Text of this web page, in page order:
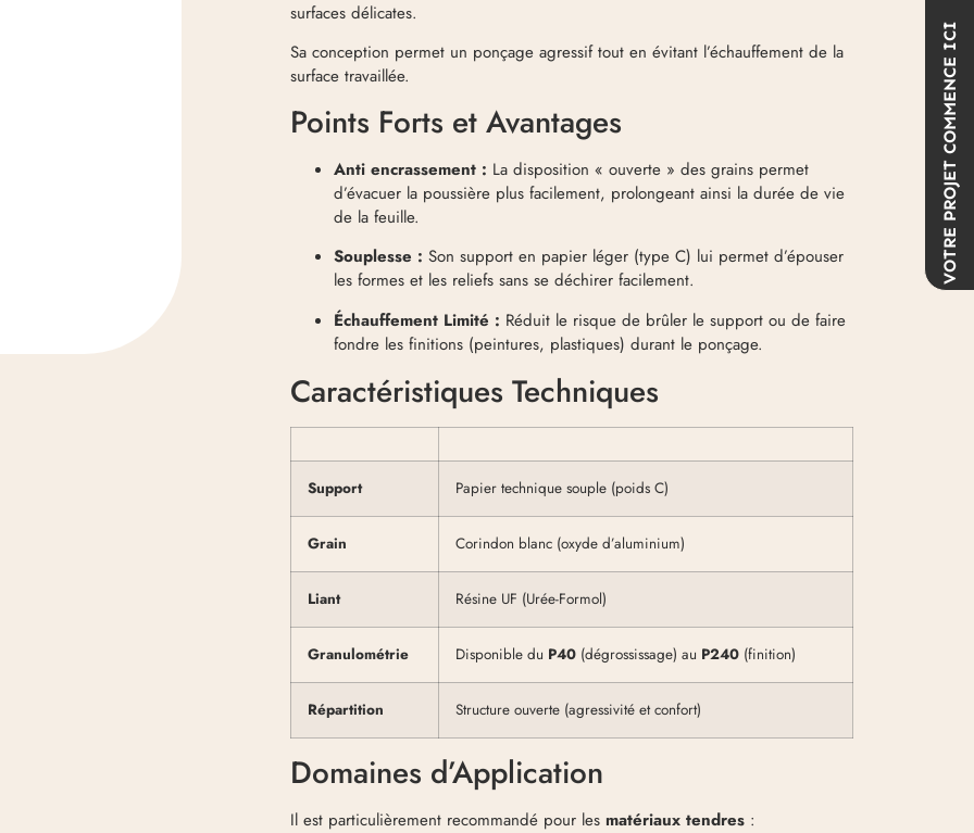
VOTRE PROJET
COMMENCE ICI
surfaces délicates.
Sa conception permet un ponçage agressif tout en évitant l’échauffement de la
surface travaillée.
Points Forts et Avantages
Anti encrassement : La disposition « ouverte » des grains permet
d’évacuer la poussière plus facilement, prolongeant ainsi la durée de vie
de la feuille.
Souplesse : Son support en papier léger (type C) lui permet d’épouser
les formes et les reliefs sans se déchirer facilement.
Échauffement Limité : Réduit le risque de brûler le support ou de faire
fondre les finitions (peintures, plastiques) durant le ponçage.
Caractéristiques Techniques
Support Papier technique souple (poids C)
Grain Corindon blanc (oxyde d’aluminium)
Liant Résine UF (Urée-Formol)
Granulométrie Disponible du P40 (dégrossissage) au P240 (finition)
Répartition Structure ouverte (agressivité et confort)
Domaines d’Application
Il est particulièrement recommandé pour les matériaux tendres :